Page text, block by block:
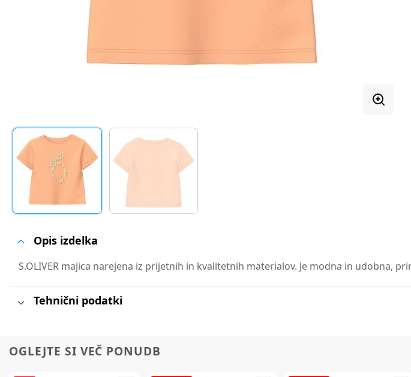
Opis izdelka
S.OLIVER majica narejena iz prijetnih in kvalitetnih materialov. Je modna in udobna,
Tehnični podatki
OGLEJTE SI VEČ PONUDB